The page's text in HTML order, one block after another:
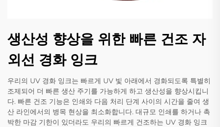
생산성 향상을 위한 빠른 건조 자
외선 경화 잉크
우리의 UV 경화 잉크는 빠르게 UV 빛 아래에서 경화되도록 특별히
조제되어 더 빠른 생산 주기를 가능하게 하고 생산성을 향상시킵니
다. 빠른 건조 기능은 인쇄와 다음 처리 단계 사이의 시간을 줄여 생
산 라인에서의 병목 현상을 최소화합니다. 대규모 인쇄를 하거나 촉
박한 마감 기한이 있더라도 우리의 빠르게 건조하는 UV 경화 잉크